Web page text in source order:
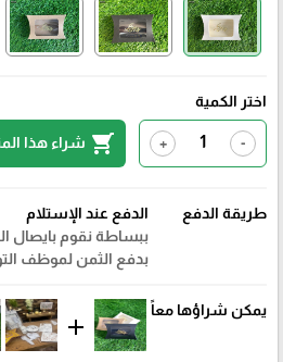
اختر الكمية
-
+
shopping_cart شراء هذا
طريقة الدفع
الدفع عند الإستلام
ببساطة نقوم بايصال
بدفع الثمن لموظف
يمكن شراؤها معاً
add